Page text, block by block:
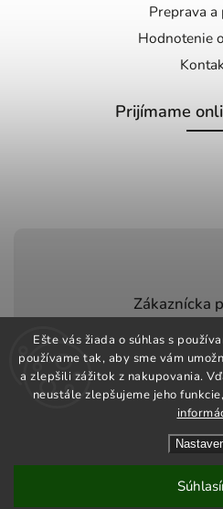
Ešte vás žiada o súhlas s
používame tak, aby sme vám
a zlepšili zážitok z nakupovania.
neustále zlepšujeme jeho
Zákaznícka
+420
Preprava a
Hodnotenie
Prijímame
Shoptet